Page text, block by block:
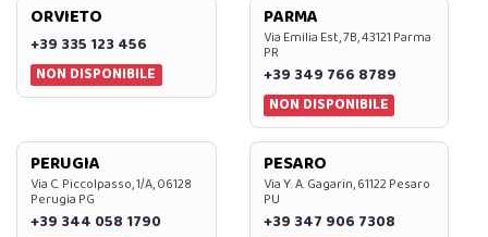
ORVIETO
+39 335 123 456
NON DISPONIBILE
PARMA
Via Emilia Est, 7B, 43121 Parma
PR
+39 349 766 8789
NON DISPONIBILE
PERUGIA
Via C. Piccolpasso, 1/A, 06128
Perugia PG
+39 344 058 1790
PESARO
Via Y. A. Gagarin, 61122 Pesaro
PU
+39 347 906 7308